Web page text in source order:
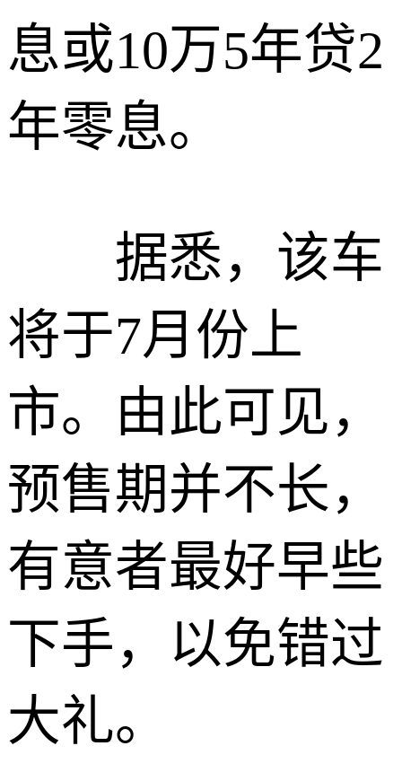
息或10万5年贷2
年零息。
据悉，该车
将于7月份上
市。由此可见，
预售期并不长，
有意者最好早些
下手，以免错过
大礼。